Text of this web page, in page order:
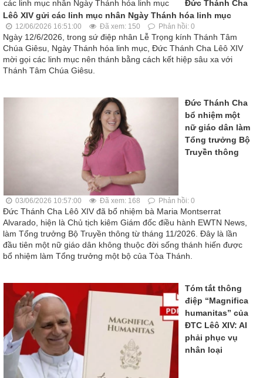
Đức Thánh Cha
Lêô XIV gửi các linh mục nhân Ngày Thánh hóa linh mục
12/06/2026 16:51:00 Đã xem: 150 Phản hồi: 0
Ngày 12/6/2026, trong sứ điệp nhân Lễ Trọng kính Thánh Tâm
Chúa Giêsu, Ngày Thánh hóa linh mục, Đức Thánh Cha Lêô XIV
mời gọi các linh mục nên thánh bằng cách kết hiệp sâu xa với
Thánh Tâm Chúa Giêsu.
Đức Thánh Cha
bổ nhiệm một
nữ giáo dân làm
Tổng trưởng Bộ
Truyền thông
03/06/2026 10:57:00 Đã xem: 168 Phản hồi: 0
Đức Thánh Cha Lêô XIV đã bổ nhiệm bà Maria Montserrat
Alvarado, hiện là Chủ tịch kiêm Giám đốc điều hành EWTN News,
làm Tổng trưởng Bộ Truyền thông từ tháng 11/2026. Đây là lần
đầu tiên một nữ giáo dân không thuộc đời sống thánh hiến được
bổ nhiệm làm Tổng trưởng một bộ của Tòa Thánh.
Tóm tắt thông
điệp “Magnifica
humanitas” của
ĐTC Lêô XIV: AI
phải phục vụ
nhân loại